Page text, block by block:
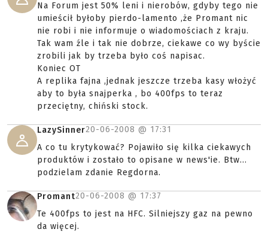
Na Forum jest 50% leni i nierobów, gdyby tego nie
umieścił byłoby pierdo-lamento ,że Promant nic
nie robi i nie informuje o wiadomościach z kraju.
Tak wam źle i tak nie dobrze, ciekawe co wy byście
zrobili jak by trzeba było coś napisac.
Koniec OT
A replika fajna ,jednak jeszcze trzeba kasy włożyć
aby to była snajperka , bo 400fps to teraz
przeciętny, chiński stock.
LazySinner20-06-2008 @ 17:31
A co tu krytykować? Pojawiło się kilka ciekawych
produktów i zostało to opisane w news'ie. Btw...
podzielam zdanie Regdorna.
Promant20-06-2008 @ 17:37
Te 400fps to jest na HFC. Silniejszy gaz na pewno
da więcej.